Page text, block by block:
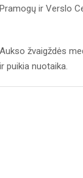
ir Verslo
žvaigždės
puikia nuotaika.